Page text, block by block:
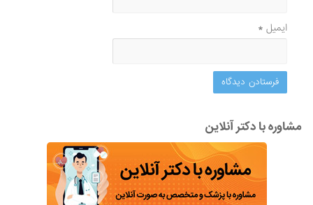
ایمیل*
مشاوره با دکتر آنلاین